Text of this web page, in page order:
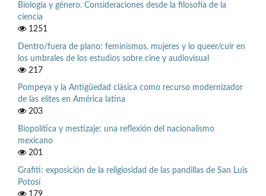
Biología y género. Consideraciones desde la filosofía de la
ciencia
1251
Dentro/fuera de plano: feminismos, mujeres y lo queer/cuir en
los umbrales de los estudios sobre cine y audiovisual
217
Pompeya y la Antigüedad clásica como recurso modernizador
de las elites en América latina
203
Biopolítica y mestizaje: una reflexión del nacionalismo
mexicano
201
Grafiti: exposición de la religiosidad de las pandillas de San Luis
Potosí